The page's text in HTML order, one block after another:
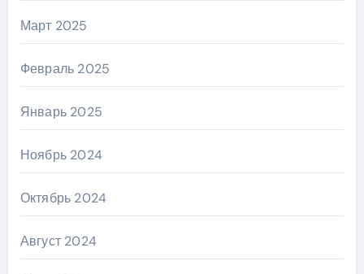
Март 2025
Февраль 2025
Январь 2025
Ноябрь 2024
Октябрь 2024
Август 2024